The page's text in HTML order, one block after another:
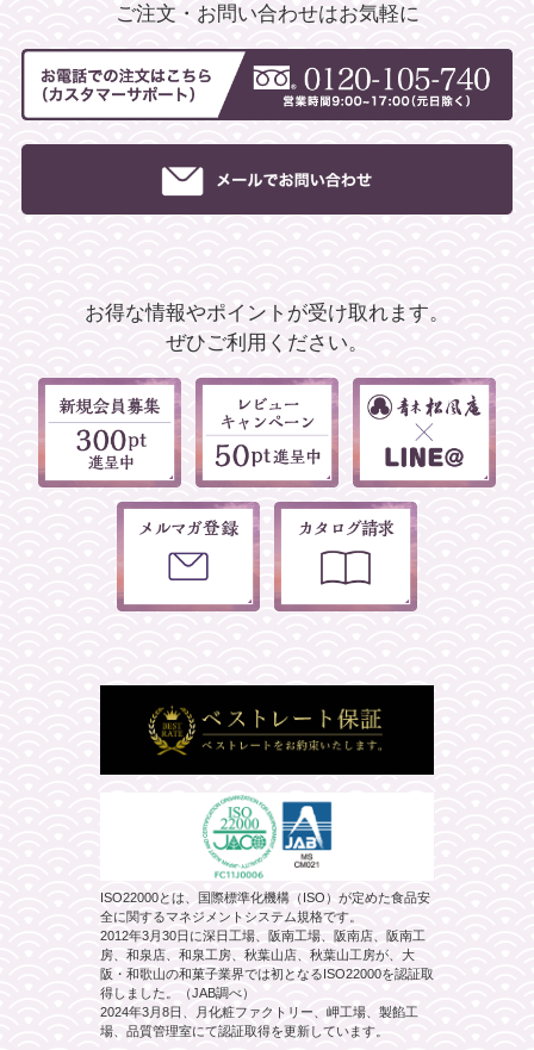
ご注文・お問い合わせはお気軽に
お得な情報やポイントが受け取れます。
ぜひご利用ください。
ISO22000とは、国際標準化機構（ISO）が定めた食品安
全に関するマネジメントシステム規格です。
2012年3月30日に深日工場、阪南工場、阪南店、阪南工
房、和泉店、和泉工房、秋葉山店、秋葉山工房が、大
阪・和歌山の和菓子業界では初となるISO22000を認証取
得しました。（JAB調べ）
2024年3月8日、月化粧ファクトリー、岬工場、製餡工
場、品質管理室にて認証取得を更新しています。